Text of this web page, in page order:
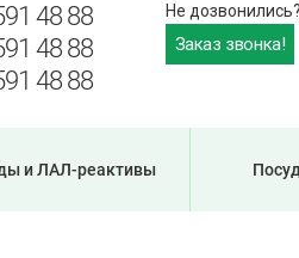
48 88
48 88
48 88
Не дозвонились?
Заказ звонка!
и ЛАЛ-реактивы